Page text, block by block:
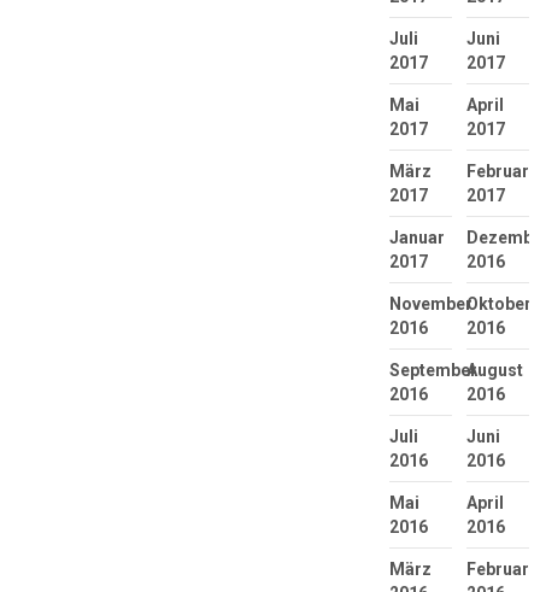
Juli
2017
Juni
2017
Mai
2017
April
2017
März
2017
Februar
2017
Januar
2017
2016
November
2016
Oktober
2016
September
2016
August
2016
Juli
2016
Juni
2016
Mai
2016
April
2016
März
Februar